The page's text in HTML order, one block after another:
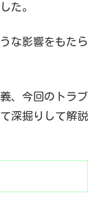
た。
な影響をもたら
、今回のトラブ
深掘りして解説